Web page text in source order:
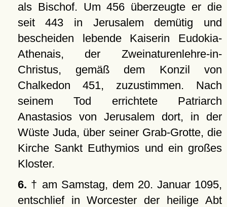
als Bischof. Um 456 überzeugte er die
seit 443 in Jerusalem demütig und
bescheiden lebende Kaiserin Eudokia-
Athenais, der Zweinaturenlehre-in-
Christus, gemäß dem Konzil von
Chalkedon 451, zuzustimmen. Nach
seinem Tod errichtete Patriarch
Anastasios von Jerusalem dort, in der
Wüste Juda, über seiner Grab-Grotte, die
Kirche Sankt Euthymios und ein großes
Kloster.
6. † am Samstag, dem 20. Januar 1095,
entschlief in Worcester der heilige Abt